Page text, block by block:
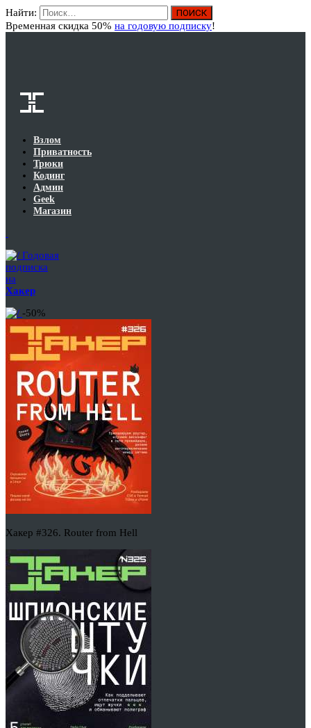
Найти:
Временная скидка 50% на годовую подписку!
Взлом
Приватность
Трюки
Кодинг
Админ
Geek
Магазин
Годовая
подписка
на
Хакер
-50%
Хакер #326. Router from Hell